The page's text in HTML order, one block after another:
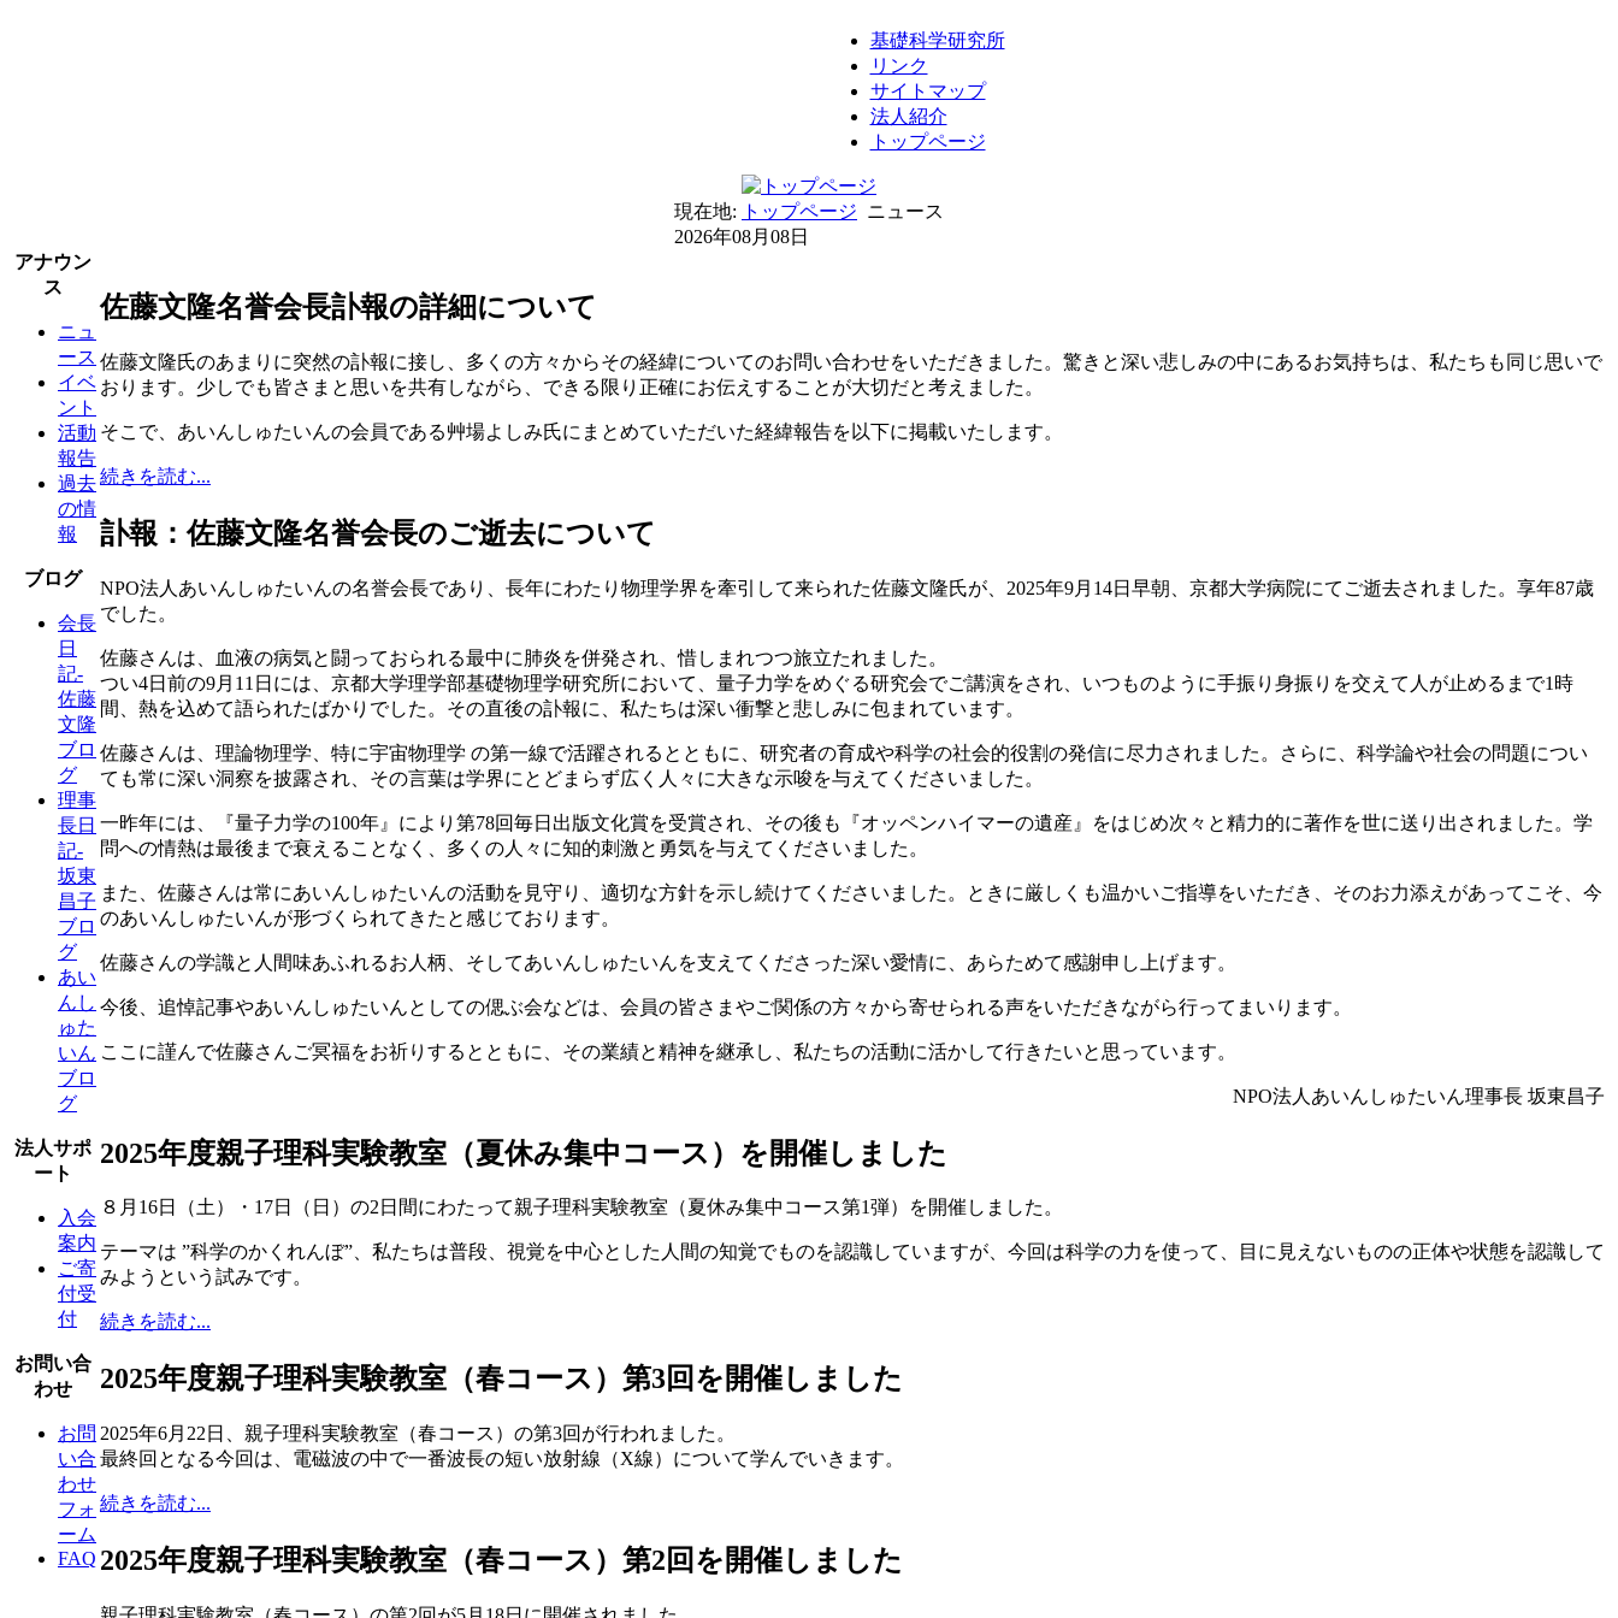
基礎科学研究所
リンク
サイトマップ
法人紹介
トップページ
現在地: トップページ ニュース
2026年08月08日
アナウン
ス
ニュ
ース
イベ
ント
活動
報告
過去
の情
報
ブログ
会長
日
記-
佐藤
文隆
ブロ
グ
理事
長日
記-
坂東
昌子
ブロ
グ
あい
んし
ゅた
いん
ブロ
グ
法人サポ
ート
入会
案内
ご寄
付受
付
お問い合
わせ
お問
い合
わせ
フォ
ーム
FAQ
佐藤文隆名誉会長訃報の詳細について
佐藤文隆氏のあまりに突然の訃報に接し、多くの方々からその経緯についてのお問い合わせをいただきました。驚きと深い悲しみの中にあるお気持ちは、私たちも同じ思いで
おります。少しでも皆さまと思いを共有しながら、できる限り正確にお伝えすることが大切だと考えました。
そこで、あいんしゅたいんの会員である艸場よしみ氏にまとめていただいた経緯報告を以下に掲載いたします。
続きを読む...
訃報：佐藤文隆名誉会長のご逝去について
NPO法人あいんしゅたいんの名誉会長であり、長年にわたり物理学界を牽引して来られた佐藤文隆氏が、2025年9月14日早朝、京都大学病院にてご逝去されました。享年87歳
でした。
佐藤さんは、血液の病気と闘っておられる最中に肺炎を併発され、惜しまれつつ旅立たれました。
つい4日前の9月11日には、京都大学理学部基礎物理学研究所において、量子力学をめぐる研究会でご講演をされ、いつものように手振り身振りを交えて人が止めるまで1時
間、熱を込めて語られたばかりでした。その直後の訃報に、私たちは深い衝撃と悲しみに包まれています。
佐藤さんは、理論物理学、特に宇宙物理学 の第一線で活躍されるとともに、研究者の育成や科学の社会的役割の発信に尽力されました。さらに、科学論や社会の問題につい
ても常に深い洞察を披露され、その言葉は学界にとどまらず広く人々に大きな示唆を与えてくださいました。
一昨年には、『量子力学の100年』により第78回毎日出版文化賞を受賞され、その後も『オッペンハイマーの遺産』をはじめ次々と精力的に著作を世に送り出されました。学
問への情熱は最後まで衰えることなく、多くの人々に知的刺激と勇気を与えてくださいました。
また、佐藤さんは常にあいんしゅたいんの活動を見守り、適切な方針を示し続けてくださいました。ときに厳しくも温かいご指導をいただき、そのお力添えがあってこそ、今
のあいんしゅたいんが形づくられてきたと感じております。
佐藤さんの学識と人間味あふれるお人柄、そしてあいんしゅたいんを支えてくださった深い愛情に、あらためて感謝申し上げます。
今後、追悼記事やあいんしゅたいんとしての偲ぶ会などは、会員の皆さまやご関係の方々から寄せられる声をいただきながら行ってまいります。
ここに謹んで佐藤さんご冥福をお祈りするとともに、その業績と精神を継承し、私たちの活動に活かして行きたいと思っています。
NPO法人あいんしゅたいん理事長 坂東昌子
2025年度親子理科実験教室（夏休み集中コース）を開催しました
８月16日（土）・17日（日）の2日間にわたって親子理科実験教室（夏休み集中コース第1弾）を開催しました。
テーマは ”科学のかくれんぼ”、私たちは普段、視覚を中心とした人間の知覚でものを認識していますが、今回は科学の力を使って、目に見えないものの正体や状態を認識して
みようという試みです。
続きを読む...
2025年度親子理科実験教室（春コース）第3回を開催しました
2025年6月22日、親子理科実験教室（春コース）の第3回が行われました。
最終回となる今回は、電磁波の中で一番波長の短い放射線（X線）について学んでいきます。
続きを読む...
2025年度親子理科実験教室（春コース）第2回を開催しました